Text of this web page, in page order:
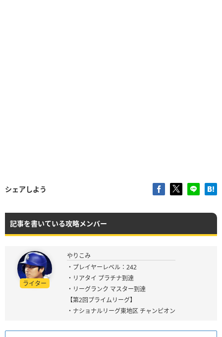
シェアしよう
記事を書いている攻略メンバー
ライター
やりこみ
・プレイヤーレベル：242
・リアタイ プラチナ到達
・リーグランク マスター到達
【第2回プライムリーグ】
・ナショナルリーグ東地区 チャンピオン